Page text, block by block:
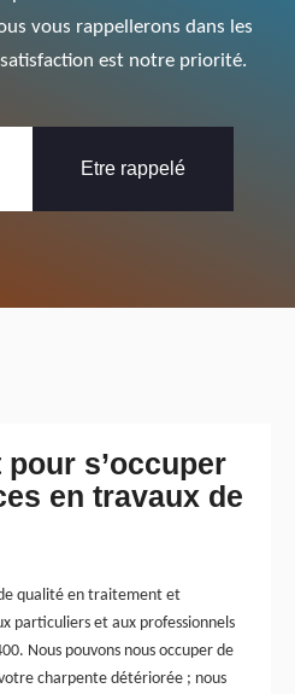
vous rappellerons dans les
est notre priorité.
s’occuper
en travaux de
qualité en traitement et
particuliers et aux professionnels
Nous pouvons nous occuper de
charpente détériorée ; nous